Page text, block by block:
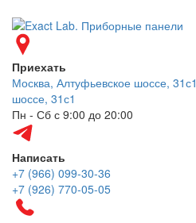
Приехать
Москва, Алтуфьевское шоссе, 31с1
шоссе, 31с1
Пн - Сб с 9:00 до 20:00
Написать
+7 (966) 099-30-36
+7 (926) 770-05-05